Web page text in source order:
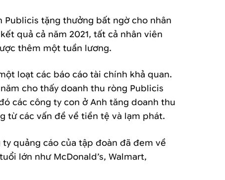
Publicis tặng thưởng bất ngờ cho nhân
quả cả năm 2021, tất cả nhân viên
thêm một tuần lương.
loạt các báo cáo tài chính khả quan.
cho thấy doanh thu ròng Publicis
các công ty con ở Anh tăng doanh thu
từ các vấn đề về tiền tệ và lạm phát.
quảng cáo của tập đoàn đã đem về
lớn như McDonald’s, Walmart,